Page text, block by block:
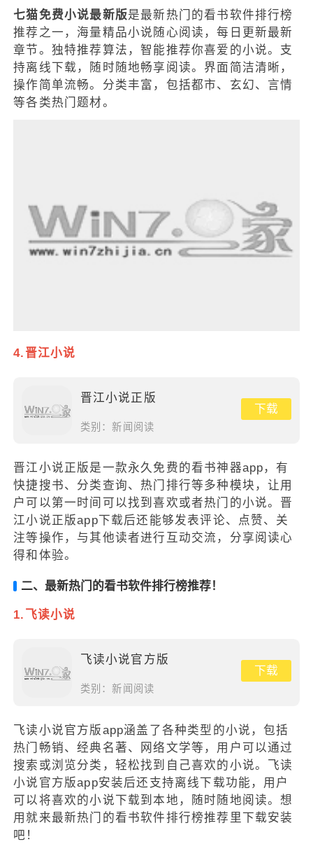
七猫免费小说最新版是最新热门的看书软件排行榜
推荐之一，海量精品小说随心阅读，每日更新最新
章节。独特推荐算法，智能推荐你喜爱的小说。支
持离线下载，随时随地畅享阅读。界面简洁清晰，
操作简单流畅。分类丰富，包括都市、玄幻、言情
等各类热门题材。
4.晋江小说
晋江小说正版
类别：新闻阅读
下载
晋江小说正版是一款永久免费的看书神器app，有
快捷搜书、分类查询、热门排行等多种模块，让用
户可以第一时间可以找到喜欢或者热门的小说。晋
江小说正版app下载后还能够发表评论、点赞、关
注等操作，与其他读者进行互动交流，分享阅读心
得和体验。
二、最新热门的看书软件排行榜推荐！
1.飞读小说
飞读小说官方版
类别：新闻阅读
下载
飞读小说官方版app涵盖了各种类型的小说，包括
热门畅销、经典名著、网络文学等，用户可以通过
搜索或浏览分类，轻松找到自己喜欢的小说。飞读
小说官方版app安装后还支持离线下载功能，用户
可以将喜欢的小说下载到本地，随时随地阅读。想
用就来最新热门的看书软件排行榜推荐里下载安装
吧！